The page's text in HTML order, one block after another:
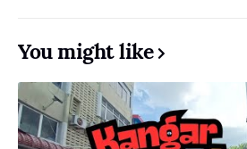
You might like